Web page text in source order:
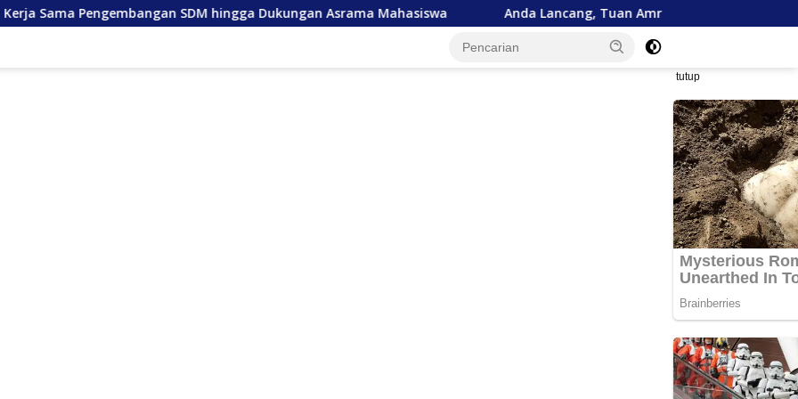
SDM hingga Dukungan Asrama Mahasiswa Anda Lancang, Tuan Amran! Bank Aceh Tegaskan
tutup